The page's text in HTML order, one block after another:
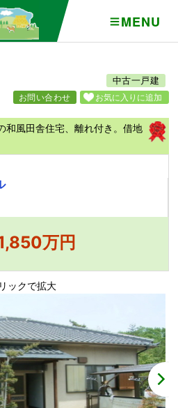
MENU
中古一戸建
お気に入りに追加
お問い合わせ
和風田舎住宅、離れ付き。借地
万円
ックで拡大